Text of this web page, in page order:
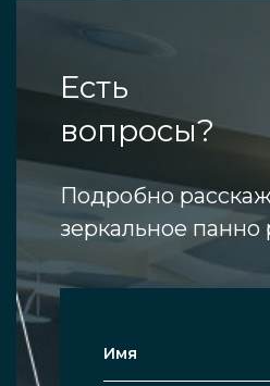
Есть
вопросы?
Подробно
зеркальное